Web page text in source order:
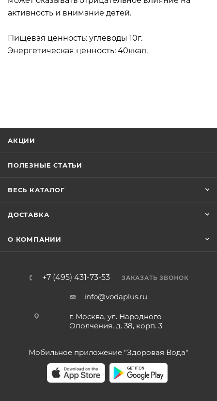
активность и внимание детей.
Пищевая ценность: углеводы 10г.
Энергетическая ценность: 40ккал.
АКЦИИ
ПОЛЕЗНЫЕ СТАТЬИ
ВЕСЬ КАТАЛОГ
ДОСТАВКА
О КОМПАНИИ
+7 (495) 431-73-53 ЗАКАЗАТЬ ЗВОНОК
info@vodaplus.ru
г. Москва, ул. Народного
Ополчения, д. 38, корп. 3
Мобильное приложение "Здоровая Вода"